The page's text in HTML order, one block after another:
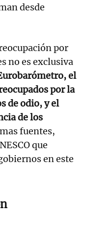
desde
por
no es exclusiva
el
por la
de odio, y el
de los
fuentes,
que
en este